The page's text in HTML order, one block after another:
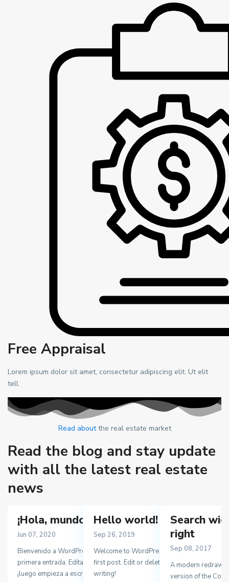
Free Appraisal
Lorem ipsum dolor sit amet, consectetur adipiscing elit. Ut elit
tell.
Read aboutthe real estate market
Read the blog and stay update
with all the latest real estate
news
¡Hola, mundo!
Jun 07, 2020
Bienvenido a WordPress. Esta es tu
primera entrada. Edítala o bórrala,
¡luego empieza a escribir!
Hello world!
Sep 26, 2019
Welcome to WordPress. This is your
first post. Edit or delete it, then start
writing!
Search
right
Sep 08, 2017
A modern
version of the